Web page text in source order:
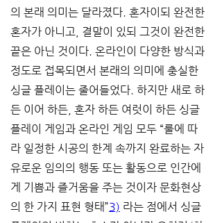
의 본래 의미는 달라졌다. 혼자이되 완전한
혼자가 아니고, 결말이 있되 그것이 완전한
끝은 아닌 것이다. 온라인이 다양한 방식과
정도로 접목되면서 본래의 의미에 충실한
싱글 플레이는 줄어들었다. 하지만 새로 하
든 이어 하든, 혼자 하든 여럿이 하든 싱글
플레이 게임과 온라인 게임 모두 “룰에 따
라 일정한 시공의 한계 속까지 완료하는 자
유로운 임의의 행동 또는 활동으로 인간에
게 기쁨과 즐거움을 주는 것이자 문화현상
의 한 가지 표현 형태”3) 라는 점에서 싱글